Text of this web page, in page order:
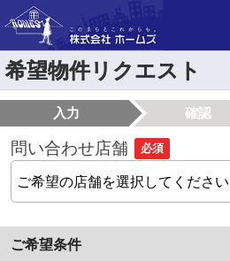
希望物件リクエスト
入力 確認
問い合わせ店舗 必須
ご希望条件